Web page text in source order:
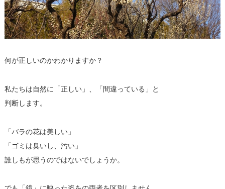
何が正しいのかわかりますか？
私たちは自然に「正しい」、「間違っている」と
判断します。
「バラの花は美しい」
「ゴミは臭いし、汚い」
誰しもが思うのではないでしょうか。